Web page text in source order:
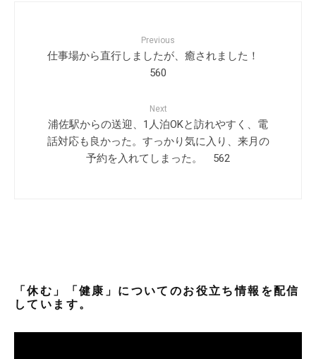
Previous
仕事場から直行しましたが、癒されました！
560
Next
浦佐駅からの送迎、1人泊OKと訪れやすく、電
話対応も良かった。すっかり気に入り、来月の
予約を入れてしまった。 562
「休む」「健康」についてのお役立ち情報を配信
しています。